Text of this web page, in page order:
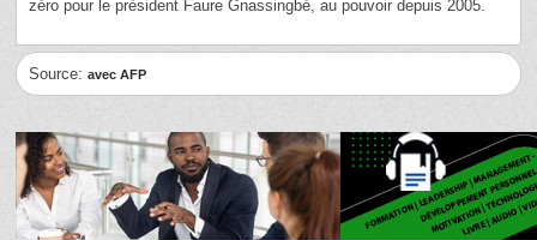
zéro pour le président Faure Gnassingbé, au pouvoir depuis 2005.
Source:avec AFP